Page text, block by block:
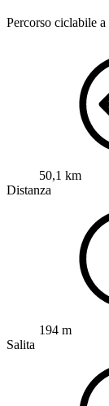
Percorso ciclabile a
50,1 km
Distanza
194 m
Salita